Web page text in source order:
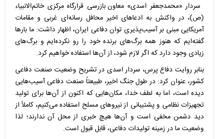
سردار «محمدجعفر اسدی»معاون بازرسی قرارگاه مرکزی خاتم‌الانبیاء
(ص)، در واکنش به ادعاهای اخیر محافل رسانه‌ای غربی و مقامات
آمریکایی مبنی بر آسیب‌پذیری توان دفاعی ایران، اظهار داشت: ما بارها
گفته‌ایم که هنوز همه برگ‌های برنده خود را رو نکرده‌ایم و برگ‌های
زیادی وجود دارد که اگر لازم شود، از آن‌ها استفاده خواهیم کرد.
بنابر روایت دفاع پرس، سردار اسدی در تشریح وضعیت صنعت دفاعی
کشور، عنوان کرد: در طول جنگ اخیر، طبیعتاً صنعت دفاعی آسیب‌هایی
دیده است، اما به لطف خدا، مکان‌هایی که اکنون از آن‌ها برای تولید
تجهیزات نظامی و پشتیبانی از نیروهای مسلح استفاده می‌کنیم، کاملاً از
دید دشمن مخفی است و آن‌ها هیچ خبری از محل آن ندارند؛ لذا
وضعیت ما در زمینه تولیدات دفاعی، قابل قبول است.